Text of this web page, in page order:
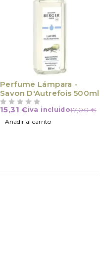
Perfume Lámpara -
Savon D'Autrefois 500ml
17,00€
15,31€iva incluido
Añadir al carrito